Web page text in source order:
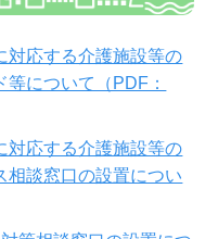
対応する介護施設等の
について（PDF：
対応する介護施設等の
相談窓口の設置につい